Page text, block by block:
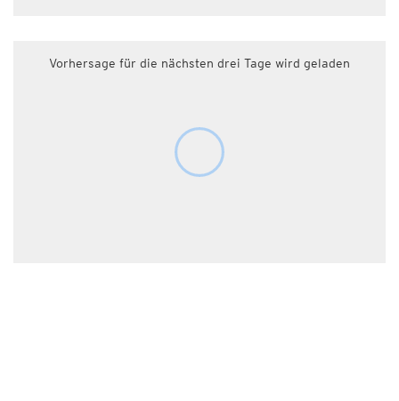
Vorhersage für die nächsten drei Tage wird geladen